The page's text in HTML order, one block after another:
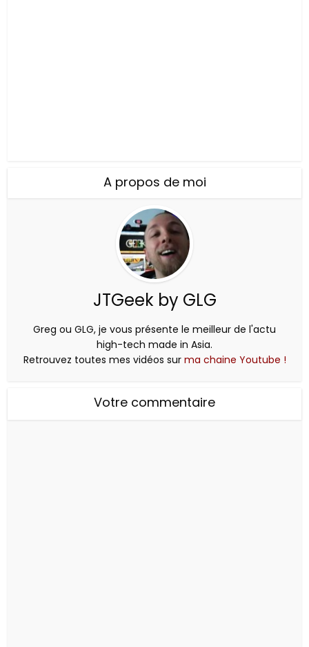
A propos de moi
JTGeek by GLG
Greg ou GLG, je vous présente le meilleur de l'actu
high-tech made in Asia.
Retrouvez toutes mes vidéos sur ma chaine Youtube !
Votre commentaire